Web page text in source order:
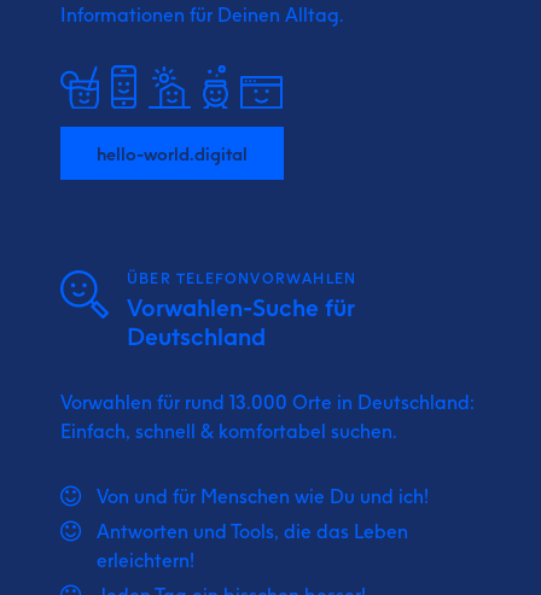
Informationen für Deinen Alltag.
hello-world.digital
ÜBER TELEFONVORWAHLEN
Vorwahlen-Suche für
Deutschland
Vorwahlen für rund 13.000 Orte in Deutschland:
Einfach, schnell & komfortabel suchen.
Von und für Menschen wie Du und ich!
Antworten und Tools, die das Leben
erleichtern!